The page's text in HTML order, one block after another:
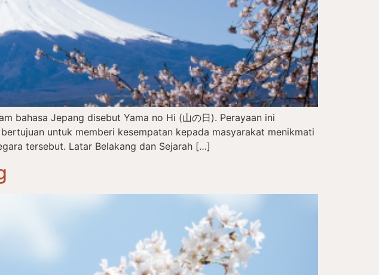
bahasa Jepang disebut Yama no Hi (山の日). Perayaan ini
untuk memberi kesempatan kepada masyarakat menikmati
tersebut. Latar Belakang dan Sejarah […]